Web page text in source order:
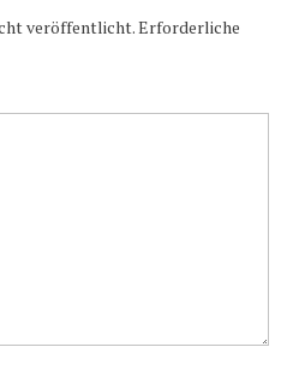
veröffentlicht.Erforderliche